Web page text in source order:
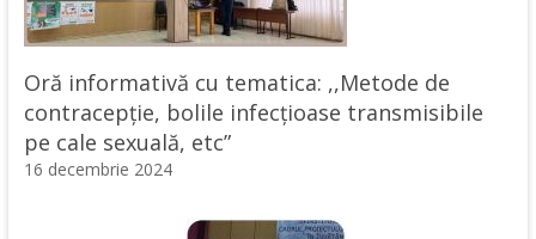
Oră informativă cu tematica: ,,Metode de
contracepție, bolile infecțioase transmisibile
pe cale sexuală, etc”
16 decembrie 2024